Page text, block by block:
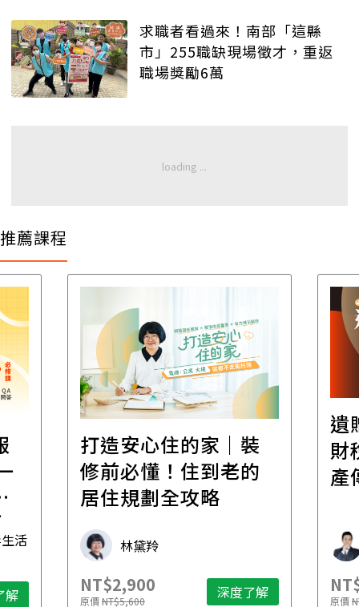
求職者看過來！南部「這縣
市」255職缺現場徵才，重返
職場獎勵6萬
推薦課程
活
解
打造安心住的家｜裝
修前必懂！住到老的
居住規劃全攻略
林黛羚
NT$2,900
原價NT$5,600 深度了解
遺
財
產
原價